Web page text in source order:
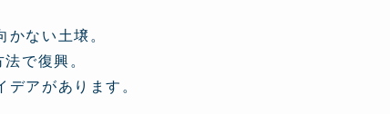
ない土壌。
で復興。
アがあります。